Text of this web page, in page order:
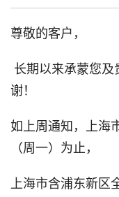
尊敬的客户，
长期以来承蒙您
谢！
如上周通知，上海
（周一）为止，
上海市含浦东新